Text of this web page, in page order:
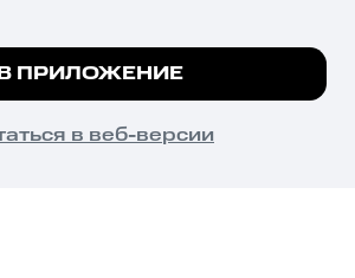
их аналогов причиняет вред здоровью,
запрещён и влечёт установленную
куки, чтобы на сайте все
ПОНЯТНО
ПРИЛОЖЕНИЕ
в веб-версии